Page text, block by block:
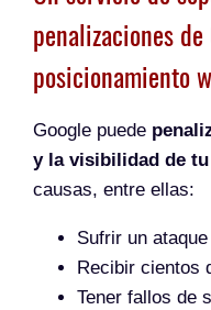
penalizaciones
posicionamiento
Google puede
y la visibilidad de
causas, entre ellas:
Sufrir un ataque
Recibir cientos
Tener fallos de